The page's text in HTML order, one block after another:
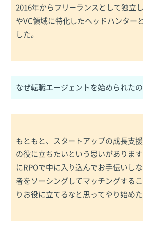
2016年からフリーランスとして独立
やVC領域に特化したヘッドハンター
した。
なぜ転職エージェントを始められたの
もともと、スタートアップの成長支
の役に立ちたいという思いがありま
にRPOで中に入り込んでお手伝いし
者をソーシングしてマッチングする
りお役に立てるなと思ってやり始め